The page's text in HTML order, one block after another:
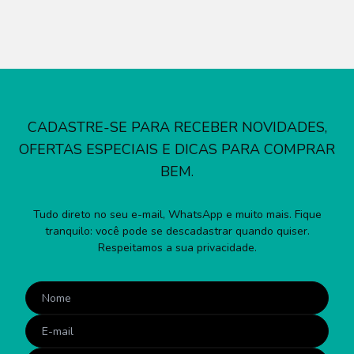
CADASTRE-SE PARA RECEBER NOVIDADES,
OFERTAS ESPECIAIS E DICAS PARA COMPRAR
BEM.
Tudo direto no seu e-mail, WhatsApp e muito mais. Fique
tranquilo: você pode se descadastrar quando quiser.
Respeitamos a sua privacidade.